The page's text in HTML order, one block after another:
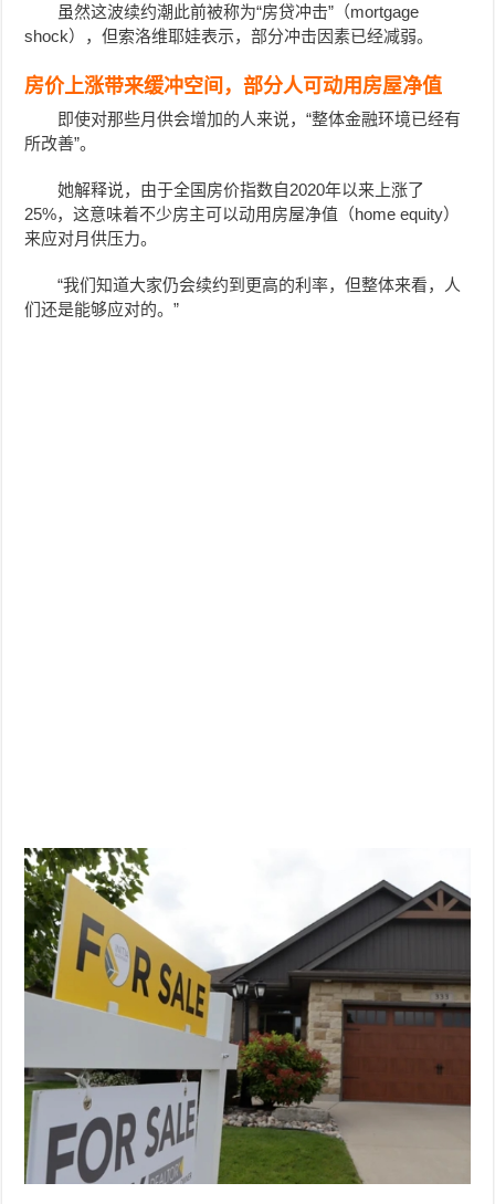
虽然这波续约潮此前被称为“房贷冲击”（mortgage
shock），但索洛维耶娃表示，部分冲击因素已经减弱。
房价上涨带来缓冲空间，部分人可动用房屋净值
即使对那些月供会增加的人来说，“整体金融环境已经有
所改善”。
她解释说，由于全国房价指数自2020年以来上涨了
25%，这意味着不少房主可以动用房屋净值（home equity）
来应对月供压力。
“我们知道大家仍会续约到更高的利率，但整体来看，人
们还是能够应对的。”